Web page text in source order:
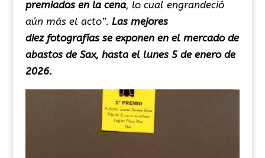
premiados en la cena, lo cual engrandeció
aún más el acto”. Las mejores
diez fotografías se exponen en el mercado de
abastos de Sax, hasta el lunes 5 de enero de
2026.